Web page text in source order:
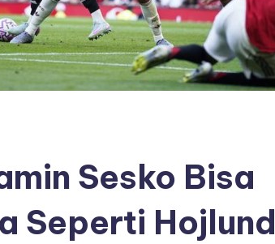
Sesko Bisa
Seperti Hojlund